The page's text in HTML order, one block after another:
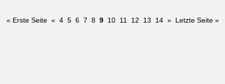
« Erste Seite « 4 5 6 7 8 9 10 11 12 13 14 » Letzte Seite »